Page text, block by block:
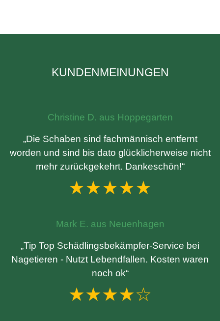
KUNDENMEINUNGEN
Christine D. aus Hoppegarten
„Die Schaben sind fachmännisch entfernt
worden und sind bis dato glücklicherweise nicht
mehr zurückgekehrt. Dankeschön!“
★★★★★
Mark E. aus Neuenhagen
„Tip Top Schädlingsbekämpfer-Service bei
Nagetieren - Nutzt Lebendfallen. Kosten waren
noch ok“
★★★★☆